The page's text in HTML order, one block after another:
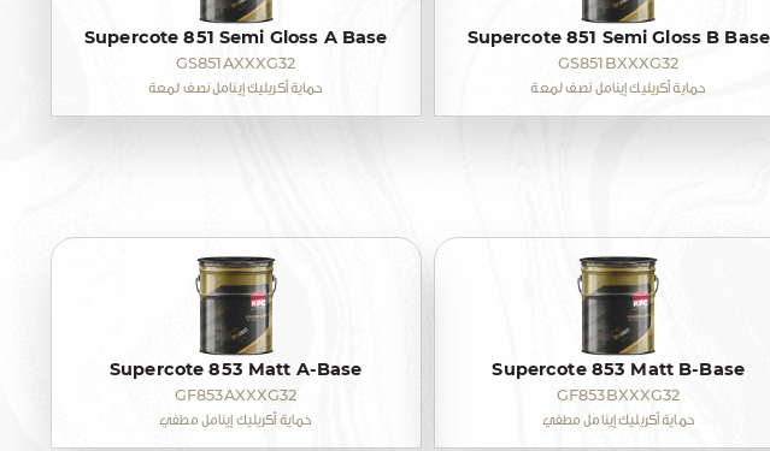
Supercote 851 Semi Gloss A Base
GS851AXXXG32
حماية أكريليك إينامل نصف لمعة
Supercote 851 Semi Gloss B Base
GS851BXXXG32
حماية أكريليك إينامل نصف لمعة
Supercote 853 Matt A-Base
GF853AXXXG32
حماية أكريليك إينامل مطفي
Supercote 853 Matt B-Base
GF853BXXXG32
حماية أكريليك إينامل مطفي